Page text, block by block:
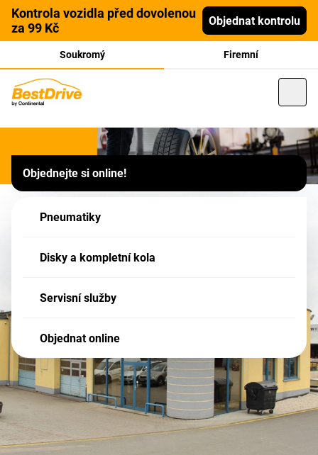
Kontrola vozidla před dovolenou
za 99 Kč
Objednat kontrolu
Soukromý Firemní
CIME, s.r.o., Pelhřimov,
Pelhřimov, K Silu 1426
formu POPTÁVKY - po jejím odeslání, budete naším Partnerem kontaktováni!
Objednejte si online!
Pneumatiky
Disky a kompletní kola
Servisní služby
Objednat online